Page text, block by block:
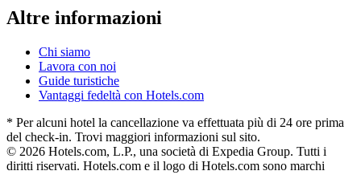
Altre informazioni
Chi siamo
Lavora con noi
Guide turistiche
Vantaggi fedeltà con Hotels.com
* Per alcuni hotel la cancellazione va effettuata più di 24 ore prima
del check-in. Trovi maggiori informazioni sul sito.
© 2026 Hotels.com, L.P., una società di Expedia Group. Tutti i
diritti riservati. Hotels.com e il logo di Hotels.com sono marchi